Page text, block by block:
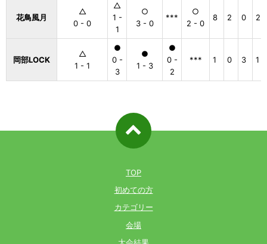
花鳥風月
△
0 - 0
△
1 -
1
○
3 - 0
***
○
2 - 0
8 2 0 2
岡部LOCK
△
1 - 1
●
0 -
3
●
1 - 3
●
0 -
2
*** 1 0 3 1
TOP
初めての方
カテゴリー
会場